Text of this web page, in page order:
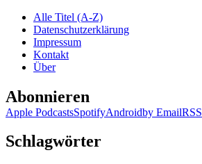
Alle Titel (A-Z)
Datenschutzerklärung
Impressum
Kontakt
Über
Abonnieren
Apple PodcastsSpotifyAndroidby EmailRSS
Schlagwörter